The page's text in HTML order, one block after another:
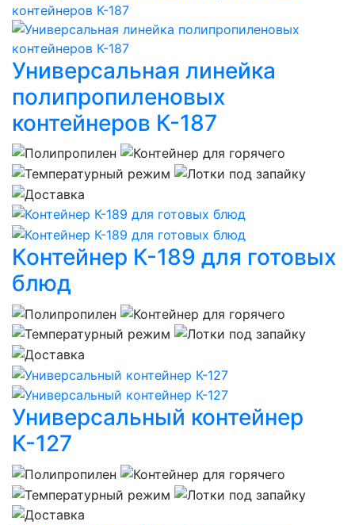
Универсальная линейка
полипропиленовых
контейнеров К-187
Контейнер К-189 для готовых
блюд
Универсальный контейнер
К-127